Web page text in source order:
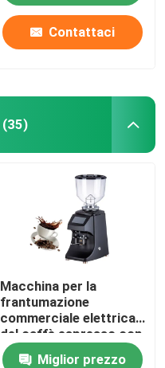
Contattaci
(35)
Macchina per la
frantumazione
commerciale elettrica
del caffè espresso con
la sbavatura di titanio
Miglior prezzo